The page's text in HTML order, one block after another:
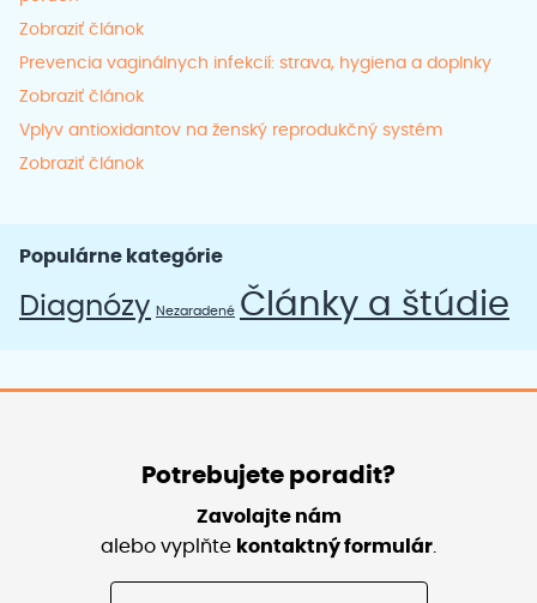
Zobraziť článok
Prevencia vaginálnych infekcií: strava, hygiena a doplnky
Zobraziť článok
Vplyv antioxidantov na ženský reprodukčný systém
Zobraziť článok
Populárne kategórie
Diagnózy Nezaradené Články a štúdie
Potrebujete poradit?
Zavolajte nám
alebo vyplňte kontaktný formulár.